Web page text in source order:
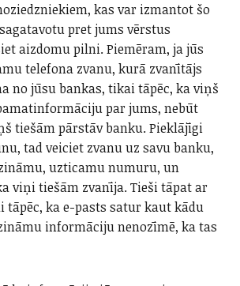
kas var izmantot šo
pret jums vērstus
aizdomu pilni. Piemēram, ja jūs
telefona zvanu, kurā zvanītājs
no jūsu bankas, tikai tāpēc, ka viņš
par jums, nebūt
tiešām pārstāv banku. Pieklājīgi
tad veiciet zvanu uz savu banku,
uzticamu numuru, un
viņi tiešām zvanīja. Tieši tāpat ar
tāpēc, ka e-pasts satur kaut kādu
informāciju nenozīmē, ka tas